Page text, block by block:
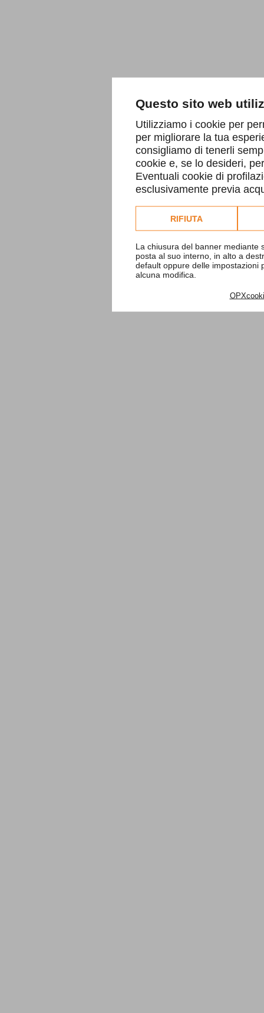
Questo sito web
Utilizziamo i cookie per
per migliorare la tua
consigliamo di tenerli
cookie e, se lo desideri,
Eventuali cookie di
esclusivamente previa
Consulta l'informativa
RIFIUTA
La chiusura del banner mediante
posta al suo interno, in alto a
default oppure delle impostazioni
alcuna modifica.